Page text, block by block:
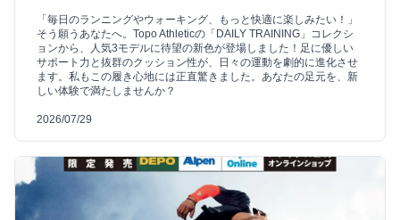
「毎日のランニングやウォーキング、もっと快適に楽しみたい！」
そう願うあなたへ。Topo Athleticの「DAILY TRAINING」コレクシ
ョンから、人気3モデルに待望の新色が登場しました！足に優しい
サポート力と抜群のクッション性が、日々の運動を劇的に進化させ
ます。私もこの履き心地には正直驚きました。あなたの足元を、新
しい体験で満たしませんか？
2026/07/29